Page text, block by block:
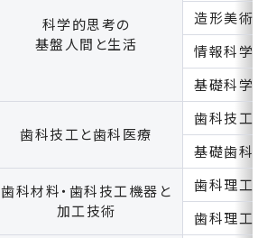
科学的思考の
基盤人間と生活
造形美術
情報科学
基礎科学
歯科技工と歯科医療
歯科技工
基礎歯科
歯科材料・歯科技工機器と
加工技術
歯科理工
歯科理工